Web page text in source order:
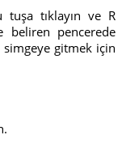
tıklayın ve R
beliren pencerede
simgeye gitmek için